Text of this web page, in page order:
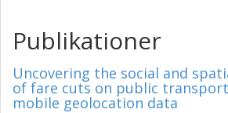
Publikationer
Uncovering the social and
of fare cuts on public
mobile geolocation data